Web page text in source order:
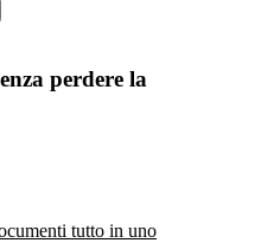
perdere la
tutto in uno